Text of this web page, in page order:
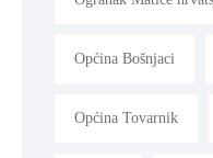
Općina Bošnjaci
Općina Tovarnik